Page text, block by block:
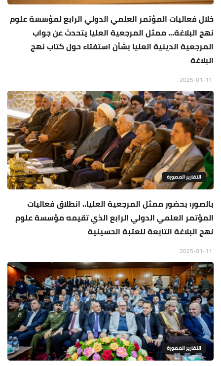
خلال فعاليات المؤتمر العلمي الدولي الرابع لمؤسسة علوم
نهج البلاغة... ممثل المرجعية العليا يتحدث عن جواب
المرجعية الدينية العليا بشأن استفتاء حول كتاب نهج
البلاغة
التقارير المصورة
بالصور: بحضور ممثل المرجعية العليا.. انطلاق فعاليات
المؤتمر العلمي الدولي الرابع الذي تقيمه مؤسسة علوم
نهج البلاغة التابعة للعتبة الحسينية
التقارير المصورة